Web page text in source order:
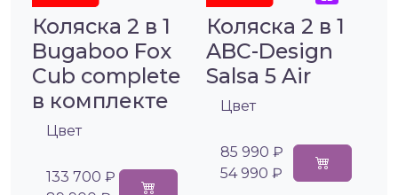
Коляска 2 в 1
Bugaboo Fox
Cub complete
в комплекте
Цвет
133 700 ₽
Коляска 2 в 1
ABC-Design
Salsa 5 Air
Цвет
85 990 ₽
54 990 ₽